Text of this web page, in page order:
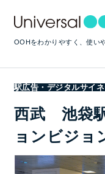
OOHをわかりやすく、使い
駅広告・デジタルサイ
西武 池袋
ョンビジョ